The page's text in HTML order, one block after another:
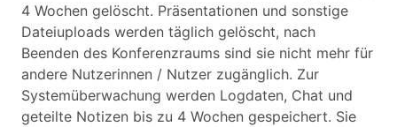
4 Wochen gelöscht. Präsentationen und sonstige
Dateiuploads werden täglich gelöscht, nach
Beenden des Konferenzraums sind sie nicht mehr für
andere Nutzerinnen / Nutzer zugänglich. Zur
Systemüberwachung werden Logdaten, Chat und
geteilte Notizen bis zu 4 Wochen gespeichert. Sie